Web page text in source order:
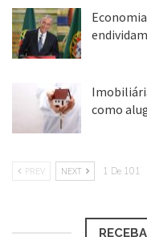
Museu Real de
Canadá
como
PREV NEXT 1 De 101